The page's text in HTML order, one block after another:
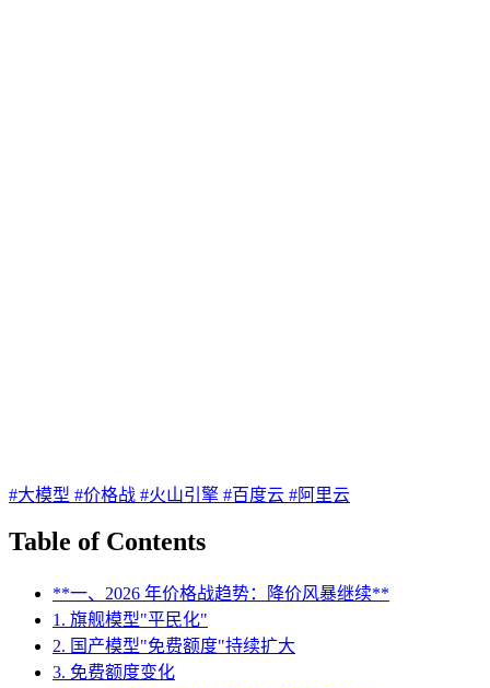
#大模型 #价格战 #火山引擎 #百度云 #阿里云
Table of Contents
**一、2026 年价格战趋势：降价风暴继续**
1. 旗舰模型"平民化"
2. 国产模型"免费额度"持续扩大
3. 免费额度变化